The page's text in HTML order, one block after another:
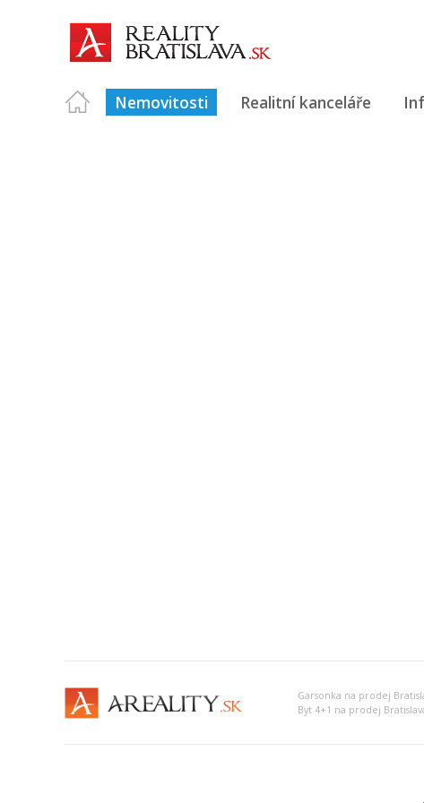
Nemovitosti Realitní kanceláře
Garsonka na prodej
Byt 4+1 na prodej